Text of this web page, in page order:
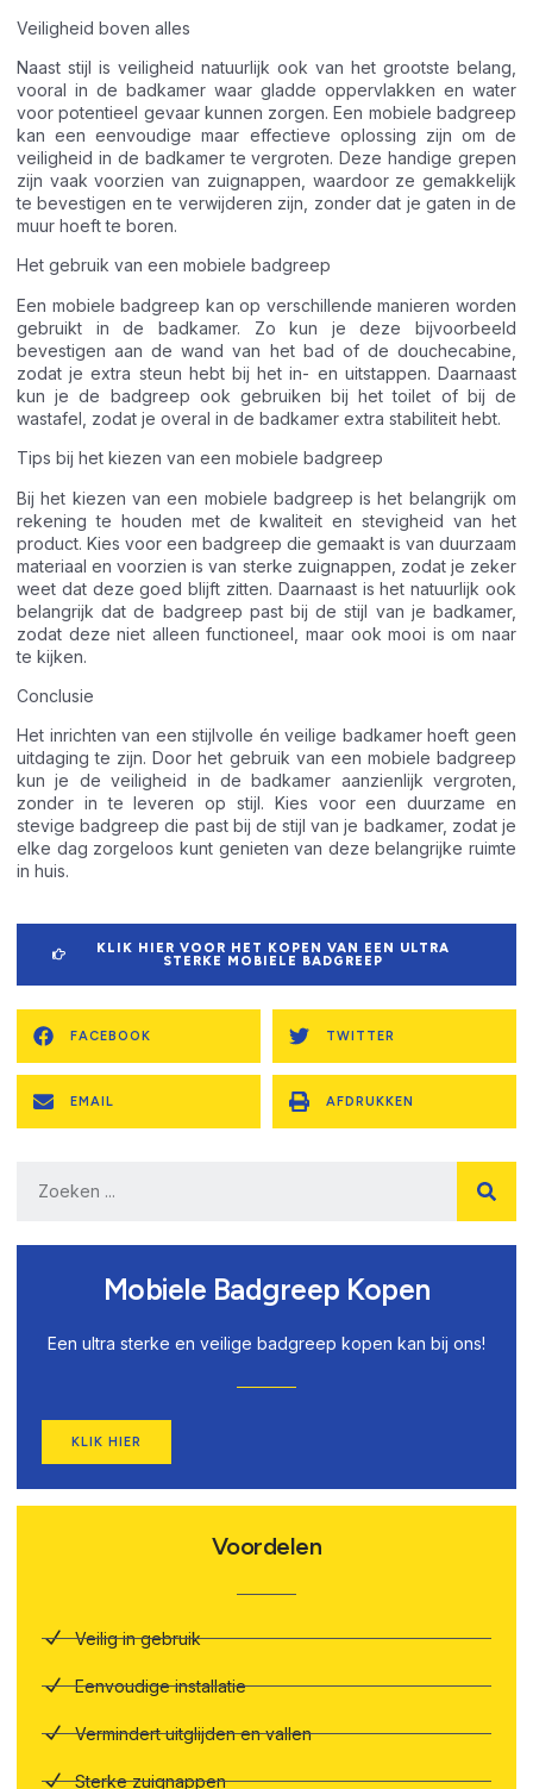
Veiligheid boven alles
Naast stijl is veiligheid natuurlijk ook van het grootste belang,
vooral in de badkamer waar gladde oppervlakken en water
voor potentieel gevaar kunnen zorgen. Een mobiele badgreep
kan een eenvoudige maar effectieve oplossing zijn om de
veiligheid in de badkamer te vergroten. Deze handige grepen
zijn vaak voorzien van zuignappen, waardoor ze gemakkelijk
te bevestigen en te verwijderen zijn, zonder dat je gaten in de
muur hoeft te boren.
Het gebruik van een mobiele badgreep
Een mobiele badgreep kan op verschillende manieren worden
gebruikt in de badkamer. Zo kun je deze bijvoorbeeld
bevestigen aan de wand van het bad of de douchecabine,
zodat je extra steun hebt bij het in- en uitstappen. Daarnaast
kun je de badgreep ook gebruiken bij het toilet of bij de
wastafel, zodat je overal in de badkamer extra stabiliteit hebt.
Tips bij het kiezen van een mobiele badgreep
Bij het kiezen van een mobiele badgreep is het belangrijk om
rekening te houden met de kwaliteit en stevigheid van het
product. Kies voor een badgreep die gemaakt is van duurzaam
materiaal en voorzien is van sterke zuignappen, zodat je zeker
weet dat deze goed blijft zitten. Daarnaast is het natuurlijk ook
belangrijk dat de badgreep past bij de stijl van je badkamer,
zodat deze niet alleen functioneel, maar ook mooi is om naar
te kijken.
Conclusie
Het inrichten van een stijlvolle én veilige badkamer hoeft geen
uitdaging te zijn. Door het gebruik van een mobiele badgreep
kun je de veiligheid in de badkamer aanzienlijk vergroten,
zonder in te leveren op stijl. Kies voor een duurzame en
stevige badgreep die past bij de stijl van je badkamer, zodat je
elke dag zorgeloos kunt genieten van deze belangrijke ruimte
in huis.
KLIK HIER VOOR HET KOPEN VAN EEN ULTRA
STERKE MOBIELE BADGREEP
FACEBOOK TWITTER
EMAIL AFDRUKKEN
Mobiele Badgreep Kopen
Een ultra sterke en veilige badgreep kopen kan bij ons!
KLIK HIER
Voordelen
Veilig in gebruik
Eenvoudige installatie
Vermindert uitglijden en vallen
Sterke zuignappen